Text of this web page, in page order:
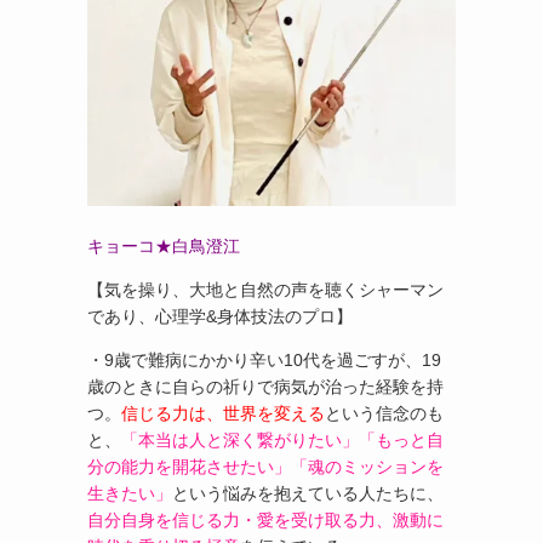
キョーコ★白鳥澄江
【気を操り、大地と自然の声を聴くシャーマン
であり、心理学&身体技法のプロ】
・9歳で難病にかかり辛い10代を過ごすが、19
歳のときに自らの祈りで病気が治った経験を持
つ。 信じる力は、世界を変えるという信念のも
と、
「本当は人と深く繋がりたい」「もっと自
分の能力を開花させたい」「魂のミッションを
生きたい」
という悩みを抱えている人たちに、
自分自身を信じる力・愛を受け取る力、激動に